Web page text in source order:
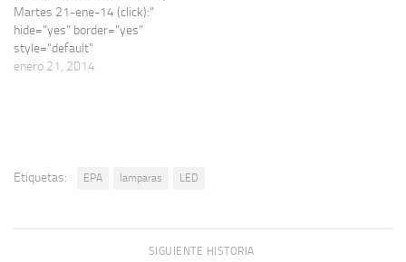
Martes 21-ene-14 (click):"
hide="yes" border="yes"
style="default"
excerpt_length="0"
PROCERES surtido precio
(671) * Contruccion EPA sv
enero 21, 2014
Etiquetas: EPA lamparas LED
SIGUIENTE HISTORIA